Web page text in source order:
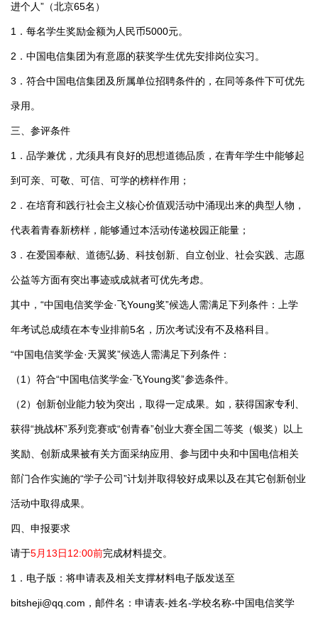
进个人”（北京65名）
1．每名学生奖励金额为人民币5000元。
2．中国电信集团为有意愿的获奖学生优先安排岗位实习。
3．符合中国电信集团及所属单位招聘条件的，在同等条件下可优先
录用。
三、参评条件
1．品学兼优，尤须具有良好的思想道德品质，在青年学生中能够起
到可亲、可敬、可信、可学的榜样作用；
2．在培育和践行社会主义核心价值观活动中涌现出来的典型人物，
代表着青春新榜样，能够通过本活动传递校园正能量；
3．在爱国奉献、道德弘扬、科技创新、自立创业、社会实践、志愿
公益等方面有突出事迹或成就者可优先考虑。
其中，“中国电信奖学金·飞Young奖”候选人需满足下列条件：上学
年考试总成绩在本专业排前5名，历次考试没有不及格科目。
“中国电信奖学金·天翼奖”候选人需满足下列条件：
（1）符合“中国电信奖学金·飞Young奖”参选条件。
（2）创新创业能力较为突出，取得一定成果。如，获得国家专利、
获得“挑战杯”系列竞赛或“创青春”创业大赛全国二等奖（银奖）以上
奖励、创新成果被有关方面采纳应用、参与团中央和中国电信相关
部门合作实施的“学子公司”计划并取得较好成果以及在其它创新创业
活动中取得成果。
四、申报要求
请于5月13日12:00前完成材料提交。
1．电子版：将申请表及相关支撑材料电子版发送至
bitsheji@qq.com ，邮件名：申请表-姓名-学校名称-中国电信奖学